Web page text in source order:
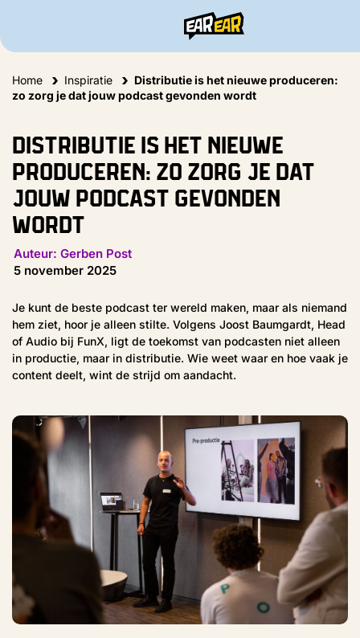
Home Inspiratie
Distributie is het nieuwe produceren:
zo zorg je dat jouw podcast gevonden wordt
Distributie is het nieuwe
produceren: zo zorg je dat
jouw podcast gevonden
wordt
Auteur: Gerben Post
5 november 2025
Je kunt de beste podcast ter wereld maken, maar als niemand
hem ziet, hoor je alleen stilte. Volgens Joost Baumgardt, Head
of Audio bij FunX, ligt de toekomst van podcasten niet alleen
in productie, maar in distributie. Wie weet waar en hoe vaak je
content deelt, wint de strijd om aandacht.